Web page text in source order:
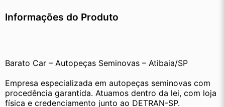
Informações do Produto
Barato Car – Autopeças Seminovas – Atibaia/SP
Empresa especializada em autopeças seminovas com
procedência garantida. Atuamos dentro da lei, com loja
física e credenciamento junto ao DETRAN-SP.